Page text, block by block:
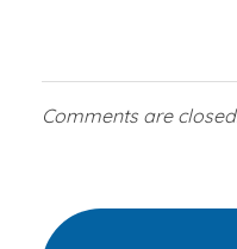
Comments are